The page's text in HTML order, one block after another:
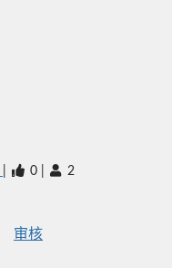
0 2
审核